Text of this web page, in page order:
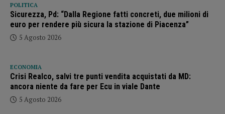
POLITICA
Sicurezza, Pd: “Dalla Regione fatti concreti, due milioni di
euro per rendere più sicura la stazione di Piacenza”
5 Agosto 2026
ECONOMIA
Crisi Realco, salvi tre punti vendita acquistati da MD:
ancora niente da fare per Ecu in viale Dante
5 Agosto 2026